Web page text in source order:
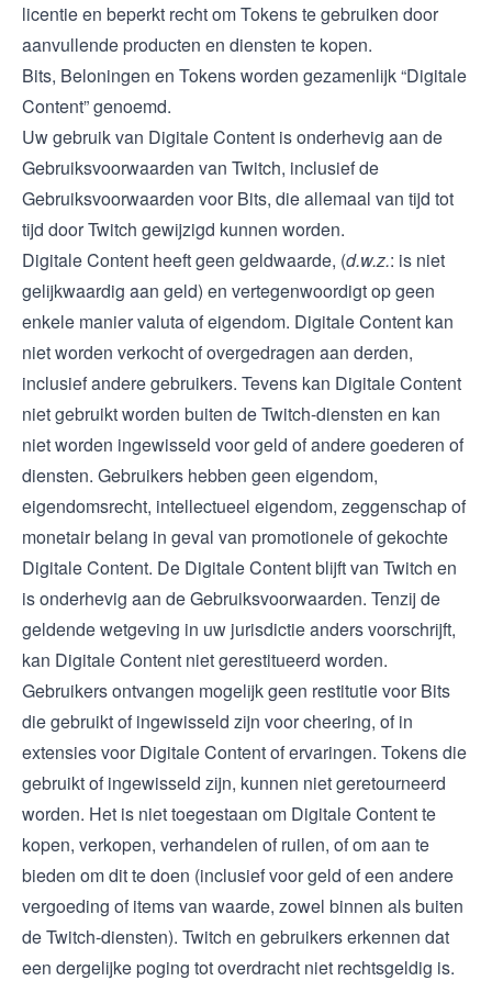
licentie en beperkt recht om Tokens te gebruiken door
aanvullende producten en diensten te kopen.
Bits, Beloningen en Tokens worden gezamenlijk “Digitale
Content” genoemd.
Uw gebruik van Digitale Content is onderhevig aan de
Gebruiksvoorwaarden van Twitch, inclusief de
Gebruiksvoorwaarden voor Bits, die allemaal van tijd tot
tijd door Twitch gewijzigd kunnen worden.
Digitale Content heeft geen geldwaarde, (d.w.z.: is niet
gelijkwaardig aan geld) en vertegenwoordigt op geen
enkele manier valuta of eigendom. Digitale Content kan
niet worden verkocht of overgedragen aan derden,
inclusief andere gebruikers. Tevens kan Digitale Content
niet gebruikt worden buiten de Twitch-diensten en kan
niet worden ingewisseld voor geld of andere goederen of
diensten. Gebruikers hebben geen eigendom,
eigendomsrecht, intellectueel eigendom, zeggenschap of
monetair belang in geval van promotionele of gekochte
Digitale Content. De Digitale Content blijft van Twitch en
is onderhevig aan deGebruiksvoorwaarden. Tenzij de
geldende wetgeving in uw jurisdictie anders voorschrijft,
kan Digitale Content niet gerestitueerd worden.
Gebruikers ontvangen mogelijk geen restitutie voor Bits
die gebruikt of ingewisseld zijn voor cheering, of in
extensies voor Digitale Content of ervaringen. Tokens die
gebruikt of ingewisseld zijn, kunnen niet geretourneerd
worden. Het is niet toegestaan om Digitale Content te
kopen, verkopen, verhandelen of ruilen, of om aan te
bieden om dit te doen (inclusief voor geld of een andere
vergoeding of items van waarde, zowel binnen als buiten
de Twitch-diensten). Twitch en gebruikers erkennen dat
een dergelijke poging tot overdracht niet rechtsgeldig is.